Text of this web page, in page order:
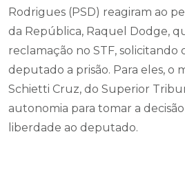
Rodrigues (PSD) reagiram ao
da República, Raquel Dodge,
reclamação no STF, solicitando
deputado a prisão. Para eles, o
Schietti Cruz, do Superior
autonomia para tomar a
liberdade ao deputado.